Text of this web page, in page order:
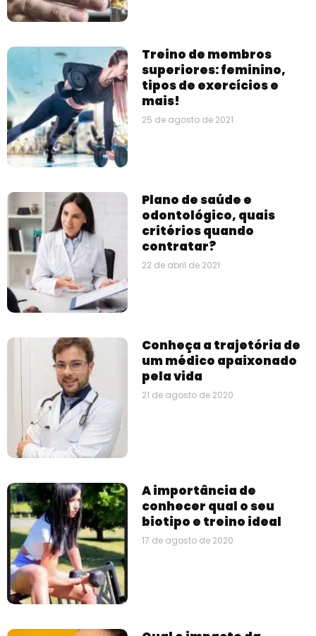
Treino de membros
superiores: feminino,
tipos de exercícios e
mais!
25 de agosto de 2021
Plano de saúde e
odontológico, quais
critérios quando
contratar?
22 de abril de 2021
Conheça a trajetória de
um médico apaixonado
pela vida
21 de agosto de 2020
A importância de
conhecer qual o seu
biotipo e treino ideal
17 de agosto de 2020